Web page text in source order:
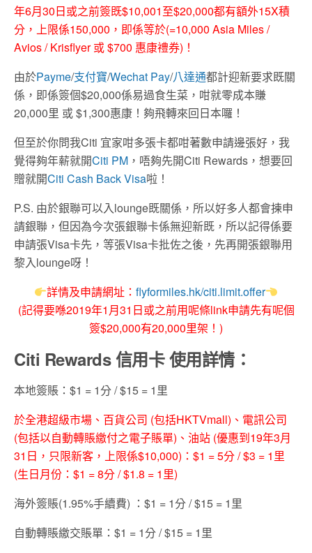
年6月30日或之前簽既$10,001至$20,000都有額外15X積
分，上限係150,000，即係等於(=10,000 Asia Miles /
Avios / Krisflyer 或 $700 惠康禮券)！
由於Payme/支付寶/Wechat Pay/八達通都計迎新要求既關
係，即係簽個$20,000係易過食生菜，咁就零成本賺
20,000里 或 $1,300惠康！夠飛轉來回日本囉！
但至於你問我Citi 宜家咁多張卡都咁著數申請邊張好，我
覺得夠年薪就開Citi PM ，唔夠先開Citi Rewards，想要回
贈就開Citi Cash Back Visa啦！
P.S. 由於銀聯可以入lounge既關係，所以好多人都會揀申
請銀聯，但因為今次張銀聯卡係無迎新既，所以記得係要
申請張Visa卡先，等張Visa卡批佐之後，先再開張銀聯用
黎入lounge呀！
詳情及申請網址： flyformiles.hk/citi.limit.offer
(記得要喺2019年1月31日或之前用呢條link申請先有呢個
簽$20,000有20,000里架！)
Citi Rewards 信用卡 使用詳情：
本地簽賬：$1 = 1分 / $15 = 1里
於全港超級市場、百貨公司 (包括HKTVmall)、電訊公司
(包括以自動轉賬繳付之電子賬單)、油站 (優惠到19年3月
31日，只限新客，上限係$10,000)：$1 = 5分 / $3 = 1里
(生日月份：$1 = 8分 / $1.8 = 1里)
海外簽賬(1.95%手續費) ：$1 = 1分 / $15 = 1里
自動轉賬繳交賬單：$1 = 1分 / $15 = 1里